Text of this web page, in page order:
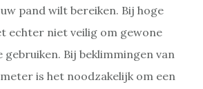
pand wilt bereiken. Bij hoge
echter niet veilig om gewone
Bij beklimmingen van
is het noodzakelijk om een